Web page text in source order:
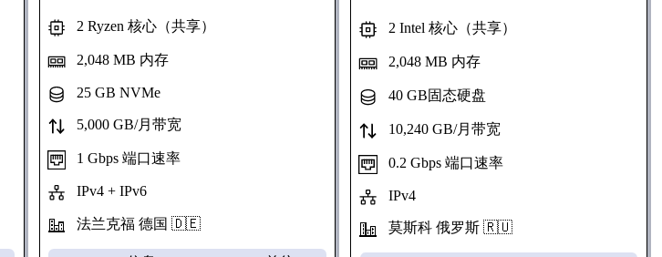
2 Ryzen 核心（共享）
2,048 MB 内存
25 GB NVMe
5,000 GB/月带宽
1 Gbps 端口速率
IPv4 + IPv6
法兰克福 德国 🇩🇪
2 Intel 核心（共享）
2,048 MB 内存
40 GB固态硬盘
10,240 GB/月带宽
0.2 Gbps 端口速率
IPv4
莫斯科 俄罗斯 🇷🇺